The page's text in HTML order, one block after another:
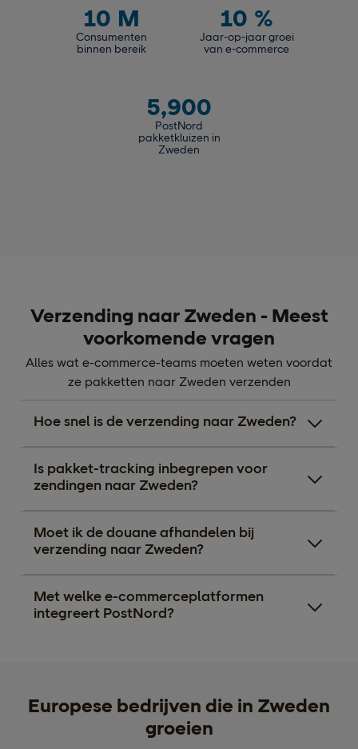
10 M
Consumenten
binnen bereik
10 %
Jaar-op-jaar groei
van e-commerce
5,900
PostNord
pakketkluizen in
Zweden
Verzending naar Zweden - Meest
voorkomende vragen
Alles wat e-commerce-teams moeten weten voordat
ze pakketten naar Zweden verzenden
Hoe snel is de verzending naar Zweden?
Is pakket-tracking inbegrepen voor
zendingen naar Zweden?
Moet ik de douane afhandelen bij
verzending naar Zweden?
Met welke e-commerceplatformen
integreert PostNord?
Europese bedrijven die in Zweden
groeien